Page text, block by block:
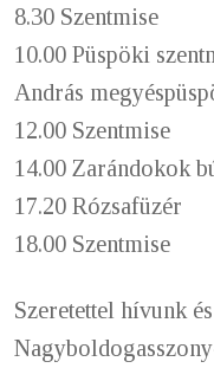
8.30 Szentmise
10.00 Püspöki
András
12.00 Szentmise
14.00 Zarándokok
17.20 Rózsafüzér
18.00 Szentmise
Szeretettel hívunk